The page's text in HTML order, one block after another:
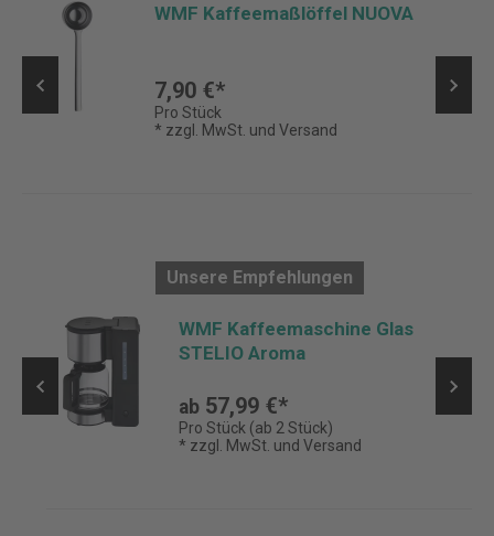
WMF Kaffeemaßlöffel NUOVA
7,90 €*
Pro Stück
* zzgl. MwSt. und Versand
Unsere Empfehlungen
WMF Kaffeemaschine Glas
STELIO Aroma
ab 57,99 €*
Pro Stück (ab 2 Stück)
* zzgl. MwSt. und Versand